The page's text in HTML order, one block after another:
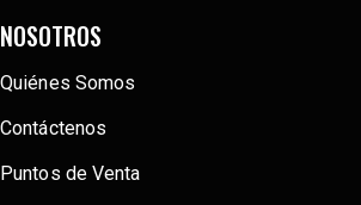
NOSOTROS
Quiénes Somos
Contáctenos
Puntos de Venta